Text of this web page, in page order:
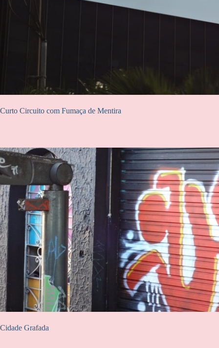
Curto Circuito com Fumaça de Mentira
Cidade Grafada